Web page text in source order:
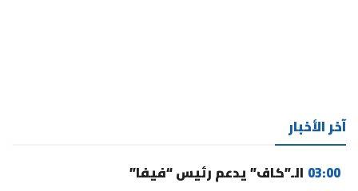
آخر الأخبار
03:00 الـ”كاف” يدعم رئيس “فيفا”